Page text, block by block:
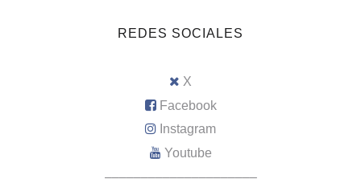
REDES SOCIALES
X
Facebook
Instagram
Youtube
–––––––––––––––––––––